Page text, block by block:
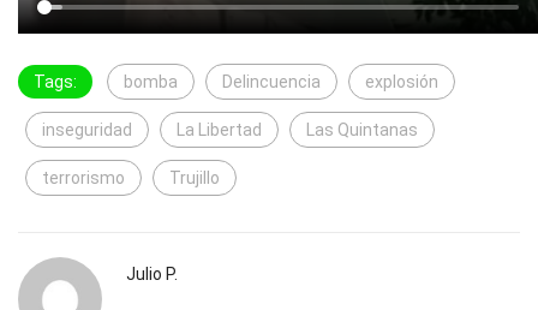
Tags: bomba Delincuencia explosión
inseguridad La Libertad Las Quintanas
terrorismo Trujillo
Julio P.